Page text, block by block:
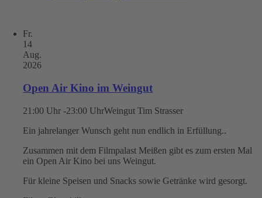
Fr.
14
Aug.
2026
Open Air Kino im Weingut
21:00 Uhr -23:00 UhrWeingut Tim Strasser
Ein jahrelanger Wunsch geht nun endlich in Erfüllung..
Zusammen mit dem Filmpalast Meißen gibt es zum ersten Mal
ein Open Air Kino bei uns Weingut.
Für kleine Speisen und Snacks sowie Getränke wird gesorgt.